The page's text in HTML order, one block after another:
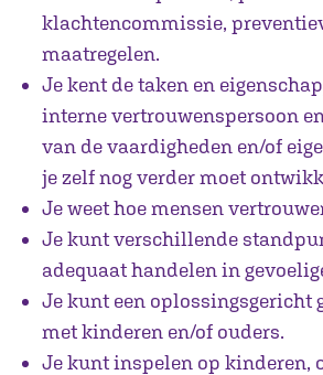
klachtencommissie,
maatregelen.
Je kent de taken en
interne vertrouwenspersoon
van de vaardigheden en/of
je zelf nog verder moet
Je weet hoe mensen
Je kunt verschillende
adequaat handelen in
Je kunt een oplossingsgericht
met kinderen en/of ouders.
Je kunt inspelen op kinderen,